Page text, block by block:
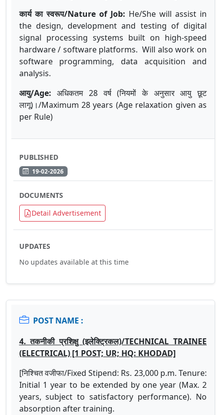
कार्य का स्वरूप/Nature of Job: He/She will assist in
the design, development and testing of digital
signal processing systems built on high-speed
hardware / software platforms. Will also work on
software programming, data acquisition and
analysis.
आयु/Age: अधिकतम28वर्ष(नियमों के अनुसार आयु छूट
लागू)।/Maximum 28 years (Age relaxation given as
per Rule)
PUBLISHED
19-02-2026
DOCUMENTS
Detail Advertisement
UPDATES
No updates available at this time
POST NAME :
4. तकनीकी प्रशिक्षु (इलेक्ट्रिकल)/TECHNICAL TRAINEE
(ELECTRICAL) [1 POST; UR; HQ: KHODAD]
[निश्चित वजीफा/Fixed Stipend: Rs. 23,000 p.m. Tenure:
Initial 1 year to be extended by one year (Max. 2
years, subject to satisfactory performance). No
absorption after training.